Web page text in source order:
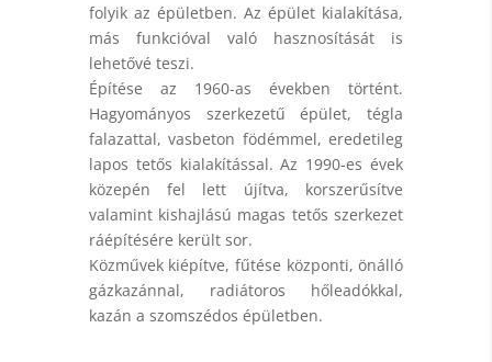
folyik az épületben. Az épület kialakítása,
más funkcióval való hasznosítását is
lehetővé teszi.
Építése az 1960-as években történt.
Hagyományos szerkezetű épület, tégla
falazattal, vasbeton födémmel, eredetileg
lapos tetős kialakítással. Az 1990-es évek
közepén fel lett újítva, korszerűsítve
valamint kishajlású magas tetős szerkezet
ráépítésére került sor.
Közművek kiépítve, fűtése központi, önálló
gázkazánnal, radiátoros hőleadókkal,
kazán a szomszédos épületben.